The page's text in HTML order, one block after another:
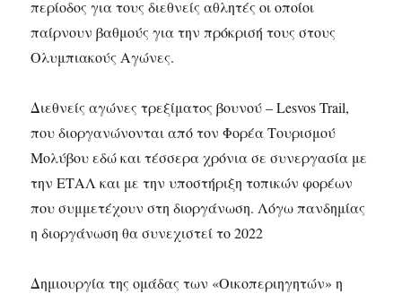
περίοδος για τους διεθνείς αθλητές οι οποίοι
παίρνουν βαθμούς για την πρόκρισή τους στους
Ολυμπιακούς Αγώνες.
Διεθνείς αγώνες τρεξίματος βουνού – Lesvos Trail,
που διοργανώνονται από τον Φορέα Τουρισμού
Μολύβου εδώ και τέσσερα χρόνια σε συνεργασία με
την ΕΤΑΛ και με την υποστήριξη τοπικών φορέων
που συμμετέχουν στη διοργάνωση. Λόγω πανδημίας
η διοργάνωση θα συνεχιστεί το 2022
Δημιουργία της ομάδας των «Οικοπεριηγητών» η